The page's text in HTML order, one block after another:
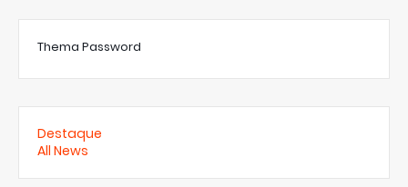
Thema Password
Destaque
All News